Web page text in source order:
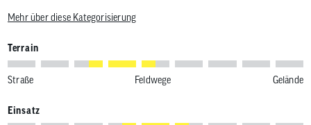
Mehr über diese Kategorisierung
Terrain
Straße Feldwege Gelände
Einsatz